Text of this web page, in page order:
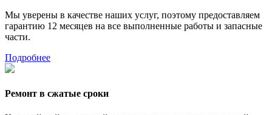
Мы уверены в качестве наших услуг, поэтому предоставляем
гарантию 12 месяцев на все выполненные работы и запасные
части.
Подробнее
Ремонт в сжатые сроки